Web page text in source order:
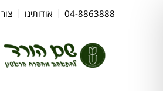
04-8863888 אודותינו